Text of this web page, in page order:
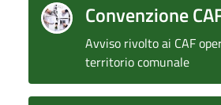
Convenzione
Avviso rivolto ai CAF
territorio comunale